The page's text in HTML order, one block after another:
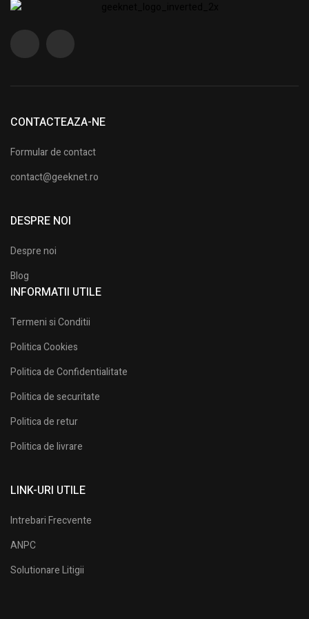
CONTACTEAZA-NE
Formular de contact
contact@geeknet.ro
DESPRE NOI
Despre noi
Blog
INFORMATII UTILE​
Termeni si Conditii
Politica Cookies
Politica de Confidentialitate
Politica de securitate
Politica de retur
Politica de livrare
LINK-URI UTILE
Intrebari Frecvente
ANPC
Solutionare Litigii